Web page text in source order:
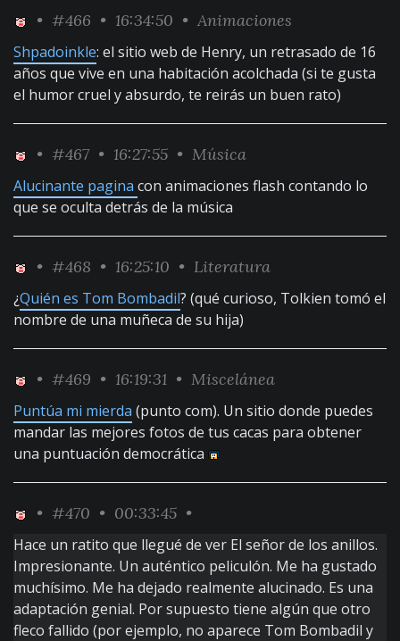
• #466 • 16:34:50 • Animaciones
Shpadoinkle: el sitio web de Henry, un retrasado de 16
años que vive en una habitación acolchada (si te gusta
el humor cruel y absurdo, te reirás un buen rato)
• #467 • 16:27:55 • Música
Alucinante pagina con animaciones flash contando lo
que se oculta detrás de la música
• #468 • 16:25:10 • Literatura
¿Quién es Tom Bombadil? (qué curioso, Tolkien tomó el
nombre de una muñeca de su hija)
• #469 • 16:19:31 • Miscelánea
Puntúa mi mierda (punto com). Un sitio donde puedes
mandar las mejores fotos de tus cacas para obtener
una puntuación democrática
• #470 • 00:33:45 •
Hace un ratito que llegué de ver El señor de los anillos.
Impresionante. Un auténtico peliculón. Me ha gustado
muchísimo. Me ha dejado realmente alucinado. Es una
adaptación genial. Por supuesto tiene algún que otro
fleco fallido (por ejemplo, no aparece Tom Bombadil y